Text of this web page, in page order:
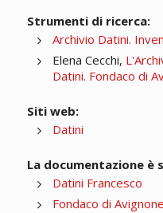
Strumenti di ricerca:
Archivio Datini.
Elena Cecchi,
Datini. Fondaco di
Siti web:
Datini
La documentazione
Datini Francesco
Fondaco di Avignone